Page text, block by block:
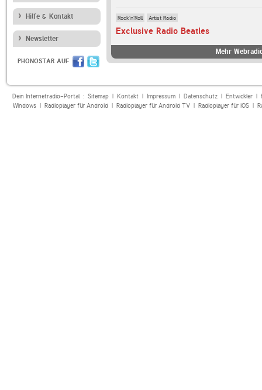
Hilfe & Kontakt
Newsletter
PHONOSTAR AUF
Rock'n'Roll Artist Radio
Exclusive Radio Beatles
Mehr
Dein Internetradio-Portal : Sitemap| Kontakt| Impressum| Datenschutz| Entwickler|
Windows| Radioplayer für Android| Radioplayer für Android TV| Radioplayer für iOS|